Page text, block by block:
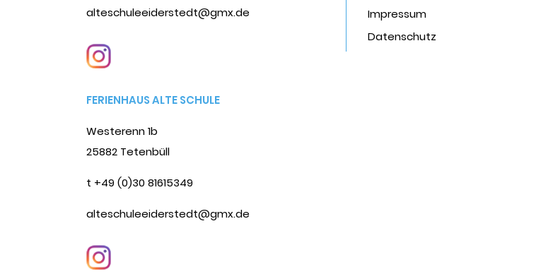
alteschuleeiderstedt@gmx.de
FERIENHAUS ALTE SCHULE
Westerenn 1b
25882 Tetenbüll
t +49 (0)30 81615349
alteschuleeiderstedt@gmx.de
Impressum
Datenschutz